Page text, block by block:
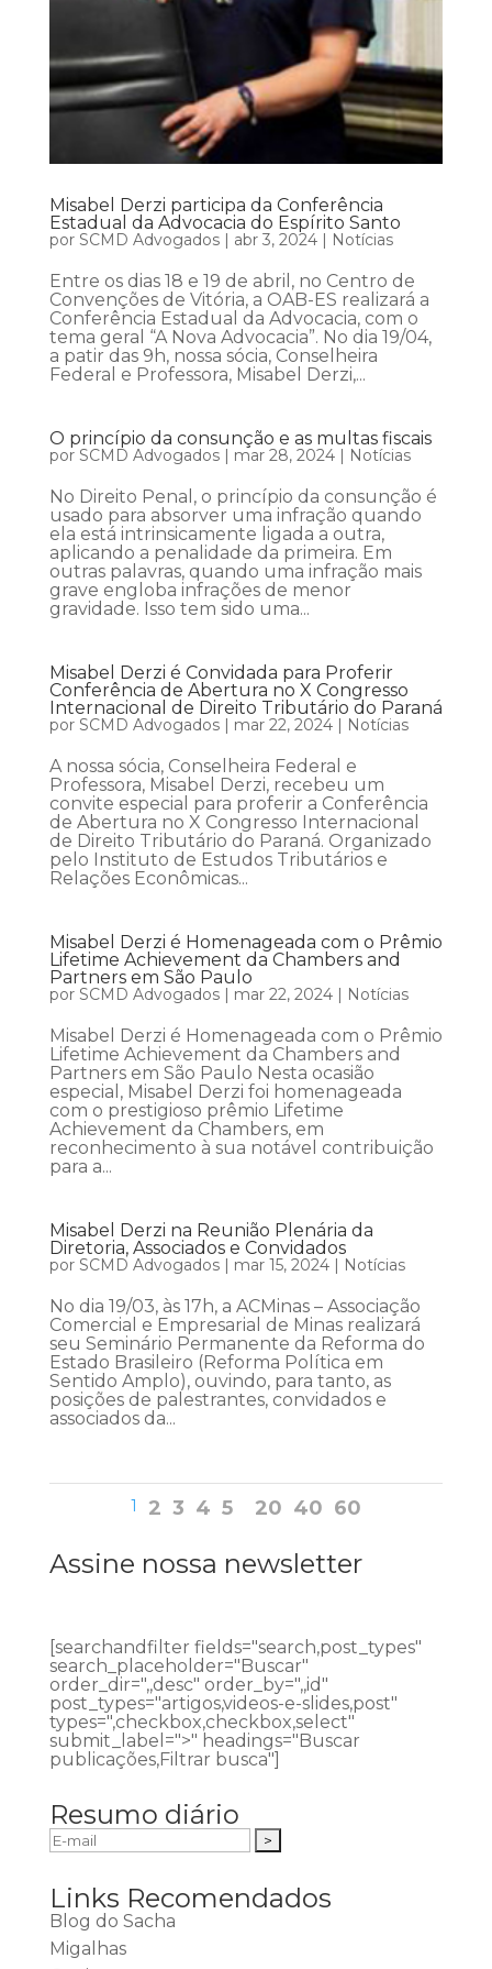
Misabel Derzi participa da Conferência
Estadual da Advocacia do Espírito Santo
por SCMD Advogados| abr 3, 2024| Notícias
Entre os dias 18 e 19 de abril, no Centro de
Convenções de Vitória, a OAB-ES realizará a
Conferência Estadual da Advocacia, com o
tema geral “A Nova Advocacia”. No dia 19/04,
a patir das 9h, nossa sócia, Conselheira
Federal e Professora, Misabel Derzi,...
O princípio da consunção e as multas fiscais
por SCMD Advogados| mar 28, 2024| Notícias
No Direito Penal, o princípio da consunção é
usado para absorver uma infração quando
ela está intrinsicamente ligada a outra,
aplicando a penalidade da primeira. Em
outras palavras, quando uma infração mais
grave engloba infrações de menor
gravidade. Isso tem sido uma...
Misabel Derzi é Convidada para Proferir
Conferência de Abertura no X Congresso
Internacional de Direito Tributário do Paraná
por SCMD Advogados| mar 22, 2024| Notícias
A nossa sócia, Conselheira Federal e
Professora, Misabel Derzi, recebeu um
convite especial para proferir a Conferência
de Abertura no X Congresso Internacional
de Direito Tributário do Paraná. Organizado
pelo Instituto de Estudos Tributários e
Relações Econômicas...
Misabel Derzi é Homenageada com o Prêmio
Lifetime Achievement da Chambers and
Partners em São Paulo
por SCMD Advogados| mar 22, 2024| Notícias
Misabel Derzi é Homenageada com o Prêmio
Lifetime Achievement da Chambers and
Partners em São Paulo Nesta ocasião
especial, Misabel Derzi foi homenageada
com o prestigioso prêmio Lifetime
Achievement da Chambers, em
reconhecimento à sua notável contribuição
para a...
Misabel Derzi na Reunião Plenária da
Diretoria, Associados e Convidados
por SCMD Advogados| mar 15, 2024| Notícias
No dia 19/03, às 17h, a ACMinas – Associação
Comercial e Empresarial de Minas realizará
seu Seminário Permanente da Reforma do
Estado Brasileiro (Reforma Política em
Sentido Amplo), ouvindo, para tanto, as
posições de palestrantes, convidados e
associados da...
1 2 3 4 5 20 40 60
Assine nossa newsletter
[searchandfilter fields="search,post_types"
search_placeholder="Buscar"
order_dir=",,desc" order_by=",,id"
post_types="artigos,videos-e-slides,post"
types=",checkbox,checkbox,select"
submit_label=">" headings="Buscar
publicações,Filtrar busca"]
Resumo diário
Links Recomendados
Blog do Sacha
Migalhas